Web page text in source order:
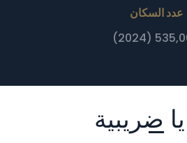
عدد السكان
535,064
ضريبية